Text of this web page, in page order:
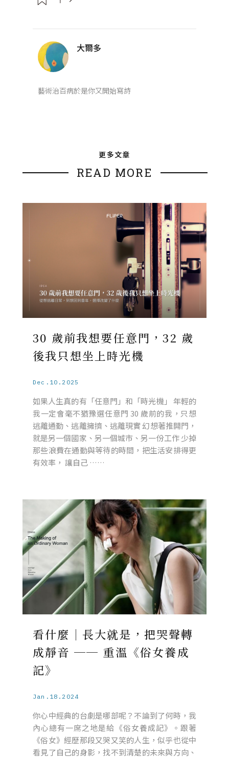
大爾多
藝術治百病於是你又開始寫詩
更多文章
READ MORE
30 歲前我想要任意門，32 歲
後我只想坐上時光機
Dec.10.2025
如果人生真的有「任意門」和「時光機」 年輕的
我一定會毫不猶豫選任意門 30 歲前的我，只想
逃離通勤、逃離擁擠、逃離現實 幻想著推開門，
就是另一個國家、另一個城市、另一份工作 少掉
那些浪費在通勤與等待的時間，把生活安排得更
有效率， 讓自己 ……
看什麼｜長大就是，把哭聲轉
成靜音 ── 重溫《俗女養成
記》
Jan.18.2024
你心中經典的台劇是哪部呢？不論到了何時，我
內心總有一席之地是給《俗女養成記》。跟著
《俗女》經歷那段又哭又笑的人生，似乎也從中
看見了自己的身影，找不到清楚的未來與方向、